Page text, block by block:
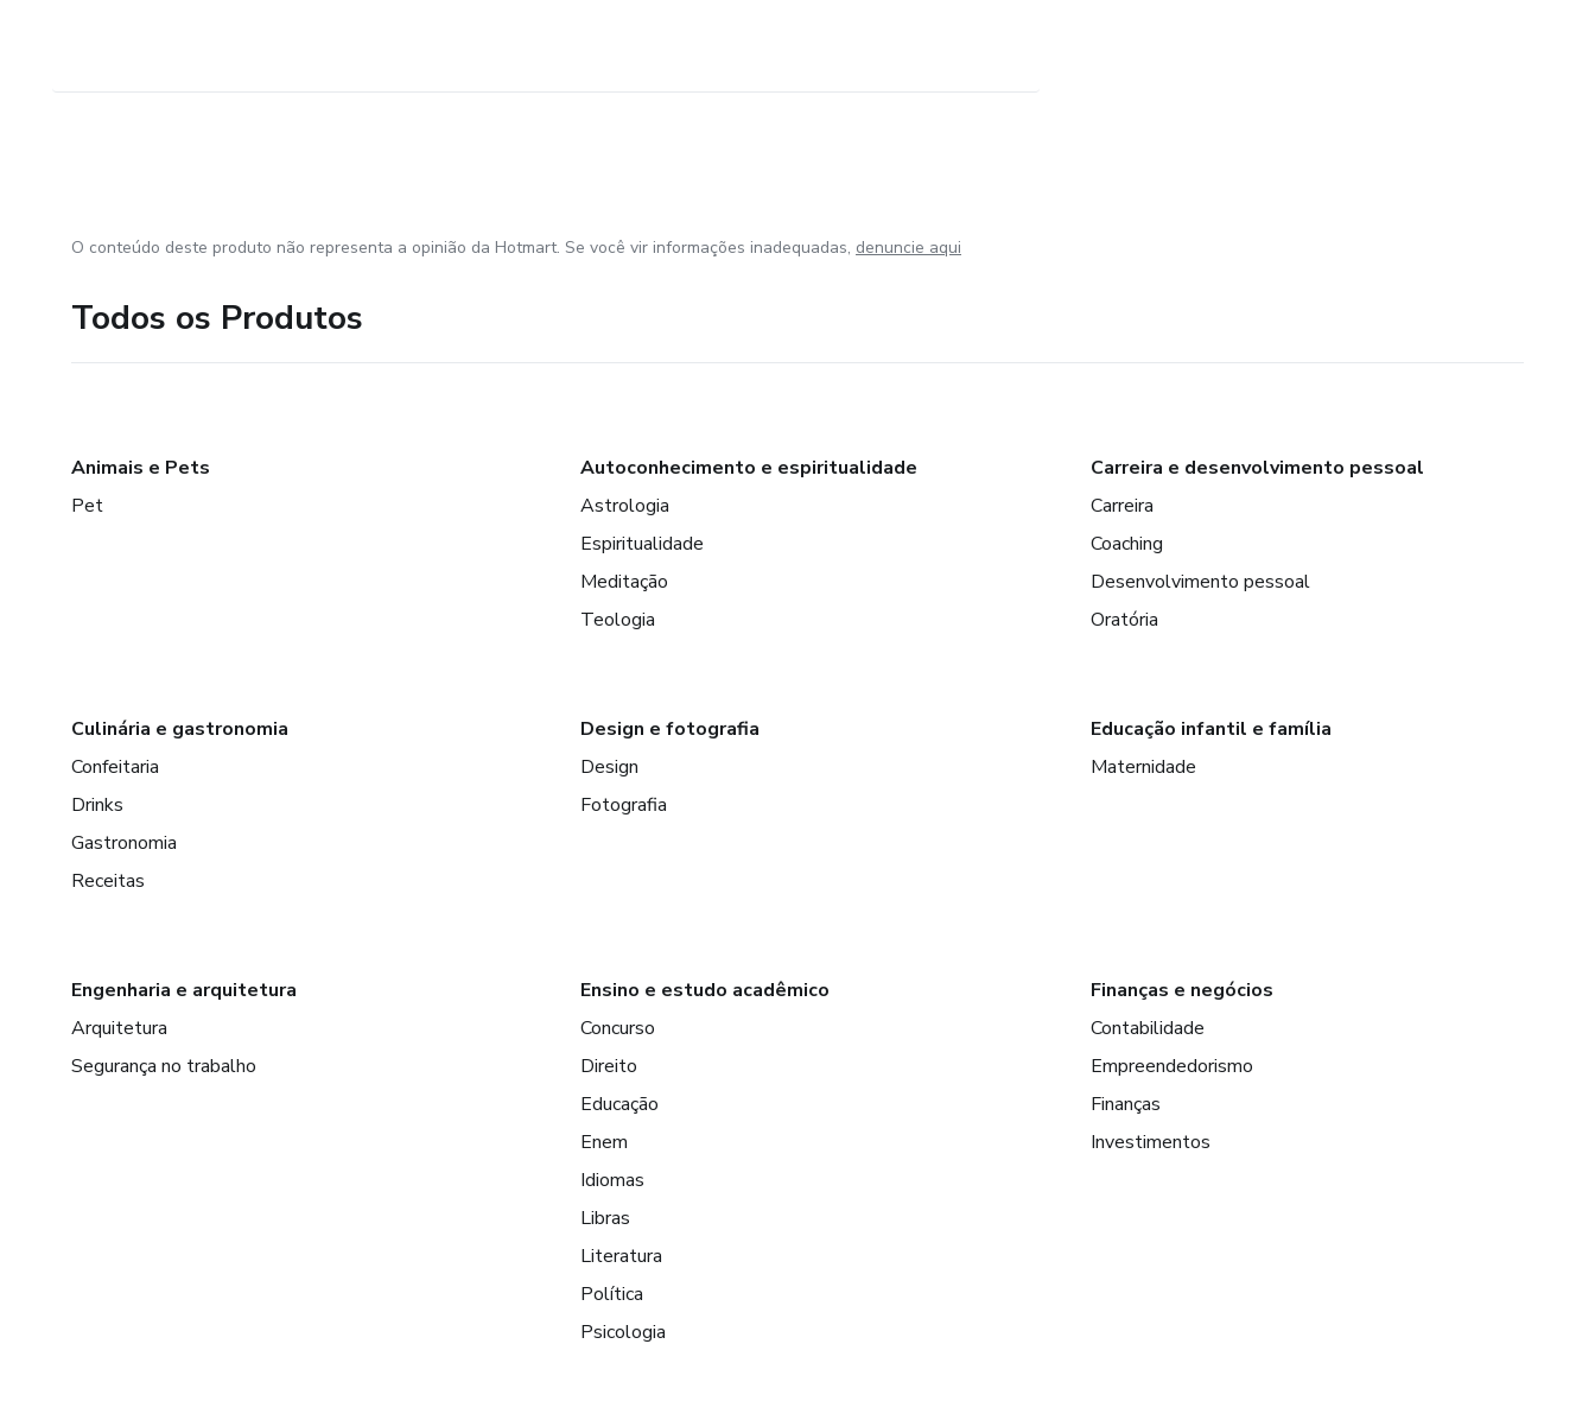
O conteúdo deste produto não representa a opinião da Hotmart. Se você vir informações inadequadas, denuncie aqui
Todos os Produtos
Animais e Pets
Pet
Autoconhecimento e espiritualidade
Astrologia
Espiritualidade
Meditação
Teologia
Carreira e desenvolvimento pessoal
Carreira
Coaching
Desenvolvimento pessoal
Oratória
Culinária e gastronomia
Confeitaria
Drinks
Gastronomia
Receitas
Design e fotografia
Design
Fotografia
Educação infantil e família
Maternidade
Engenharia e arquitetura
Arquitetura
Segurança no trabalho
Ensino e estudo acadêmico
Concurso
Direito
Educação
Enem
Idiomas
Libras
Literatura
Política
Psicologia
Finanças e negócios
Contabilidade
Empreendedorismo
Finanças
Investimentos